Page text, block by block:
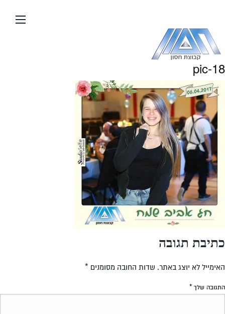
העמוד
pic-18
כתיבת תגובה
האימייל לא יוצג באתר. שדות החובה מסומנים *
התגובה שלך *